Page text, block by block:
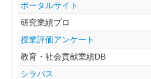
ポータルサイト
研究業績プロ
授業評価アンケート
教育・社会貢献業績DB
シラバス